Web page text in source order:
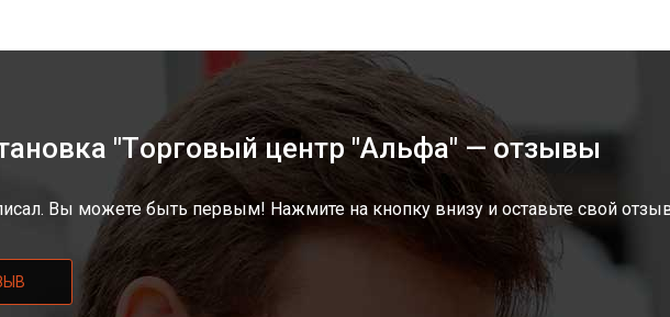
"Tорговый центр "Альфа" — отзывы
Вы можете быть первым! Нажмите на кнопку внизу и оставьте свой